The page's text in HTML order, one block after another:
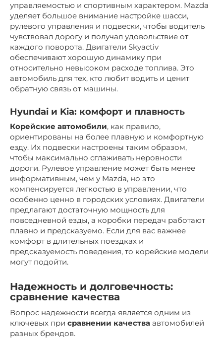
управляемостью и спортивным характером. Mazda
уделяет большое внимание настройке шасси,
рулевого управления и подвески, чтобы водитель
чувствовал дорогу и получал удовольствие от
каждого поворота. Двигатели Skyactiv
обеспечивают хорошую динамику при
относительно невысоком расходе топлива. Это
автомобиль для тех, кто любит водить и ценит
обратную связь от машины.
Hyundai и Kia: комфорт и плавность
Корейские автомобили, как правило,
ориентированы на более плавную и комфортную
езду. Их подвески настроены таким образом,
чтобы максимально сглаживать неровности
дороги. Рулевое управление может быть менее
информативным, чем у Mazda, но это
компенсируется легкостью в управлении, что
особенно ценно в городских условиях. Двигатели
предлагают достаточную мощность для
повседневной езды, а коробки передач работают
плавно и предсказуемо. Если для вас важнее
комфорт в длительных поездках и
предсказуемость поведения, то корейские модели
могут подойти.
Надежность и долговечность:
сравнение качества
Вопрос надежности всегда является одним из
ключевых при сравнении качества автомобилей
разных брендов.